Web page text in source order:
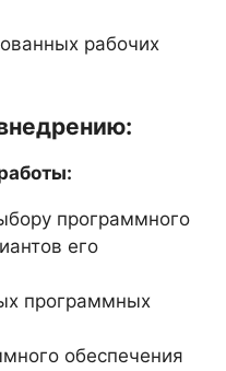
рабочих
программного
его
программных
обеспечения